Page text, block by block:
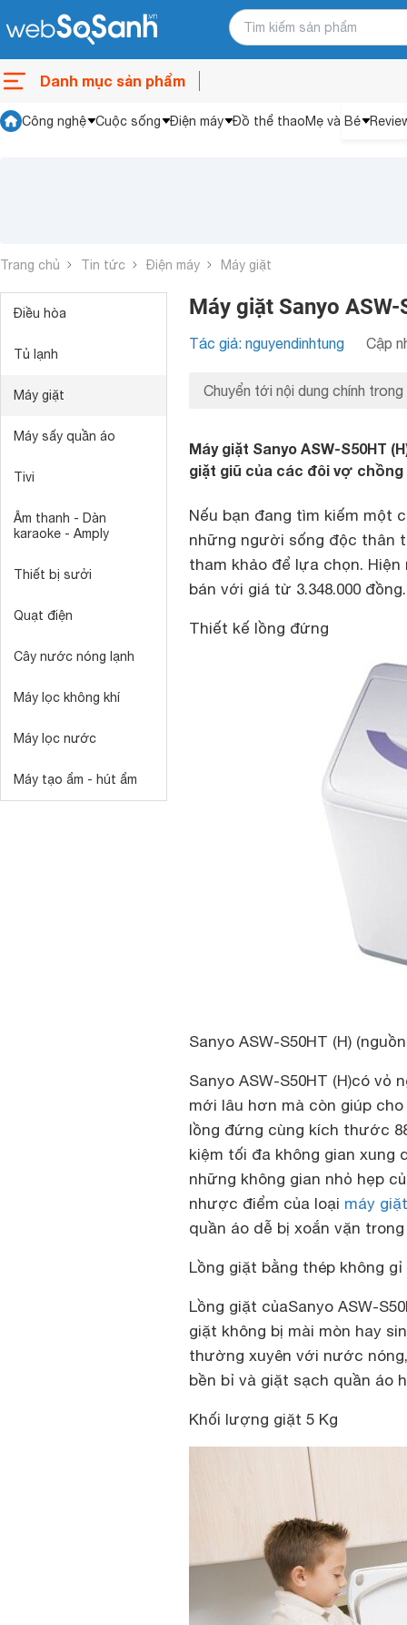
Danh mục sản phẩm
Công nghệ Cuộc sống Điện máy Đồ thể thaoMẹ và Bé
Trang chủ Tin tức Điện máy Máy giặt
Điều hòa
Tủ lạnh
Máy giặt
Máy sấy quần áo
Tivi
Âm thanh - Dàn
karaoke - Amply
Thiết bị sưởi
Quạt điện
Cây nước nóng lạnh
Máy lọc không khí
Máy lọc nước
Máy tạo ẩm - hút ẩm
Máy giặt Sanyo
Tác giả: nguyendinhtung Cập
Chuyển tới nội dung chính trong
Máy giặt Sanyo ASW-S50HT
giặt giũ của các đôi vợ
Nếu bạn đang tìm kiếm một
những người sống độc thân
tham khảo để lựa chọn.
bán với giá từ 3.348.000 đồng.
Thiết kế lồng đứng
Sanyo ASW-S50HT (H)
Sanyo ASW-S50HT (H)có vỏ
mới lâu hơn mà còn giúp
lồng đứng cùng kích thước
kiệm tối đa không gian xung
những không gian nhỏ hẹp
nhược điểm của loại máy giặt
quần áo dễ bị xoắn vặn
Lồng giặt bằng thép không gỉ
Lồng giặt củaSanyo ASW-
giặt không bị mài mòn hay
thường xuyên với nước
bền bỉ và giặt sạch quần áo
Khối lượng giặt 5 Kg